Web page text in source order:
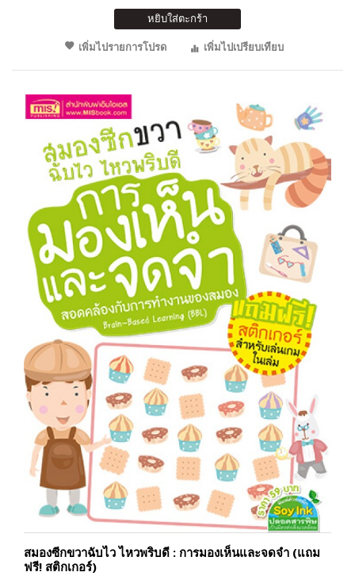
หยิบใส่ตะกร้า
เพิ่มไปรายการโปรด
เพิ่มไปเปรียบเทียบ
สมองซีกขวาฉับไว ไหวพริบดี : การมองเห็นและจดจำ (แถม
ฟรี! สติกเกอร์)